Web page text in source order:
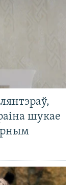
шукае